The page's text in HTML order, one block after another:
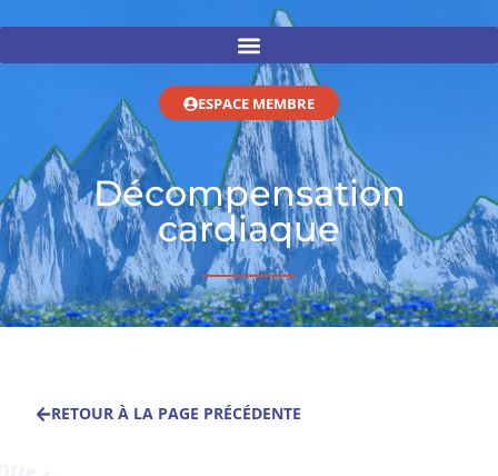
ESPACE MEMBRE
Décompensation
cardiaque
RETOUR À LA PAGE PRÉCÉDENTE